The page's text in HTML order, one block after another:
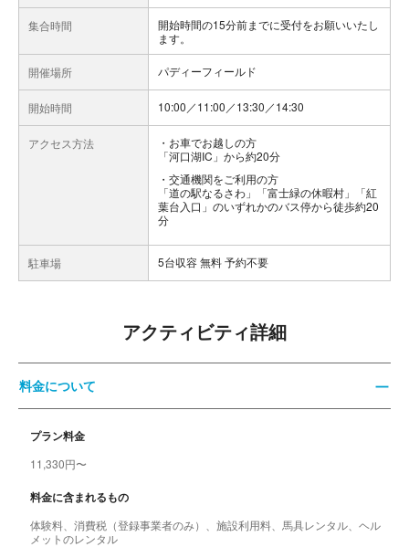
集合時間
開始時間の15分前までに受付をお願いいたし
ます。
開催場所 パディーフィールド
開始時間 10:00／11:00／13:30／14:30
アクセス方法
お車でお越しの方
「河口湖IC」から約20分
交通機関をご利用の方
「道の駅なるさわ」「富士緑の休暇村」「紅
葉台入口」のいずれかのバス停から徒歩約20
分
駐車場 5台収容 無料 予約不要
アクティビティ詳細
料金について
プラン料金
11,330円〜
料金に含まれるもの
体験料、消費税（登録事業者のみ）、施設利用料、馬具レンタル、ヘル
メットのレンタル